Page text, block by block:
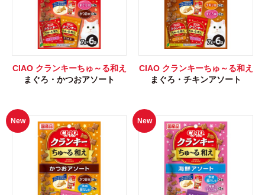
CIAO クランキーちゅ～る和え
まぐろ・かつおアソート
CIAO クランキーちゅ～る和え
まぐろ・チキンアソート
New New